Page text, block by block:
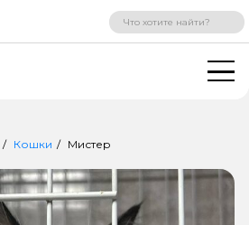
ВХОД РЕГИСТРАЦИЯ
Кошки Мистер